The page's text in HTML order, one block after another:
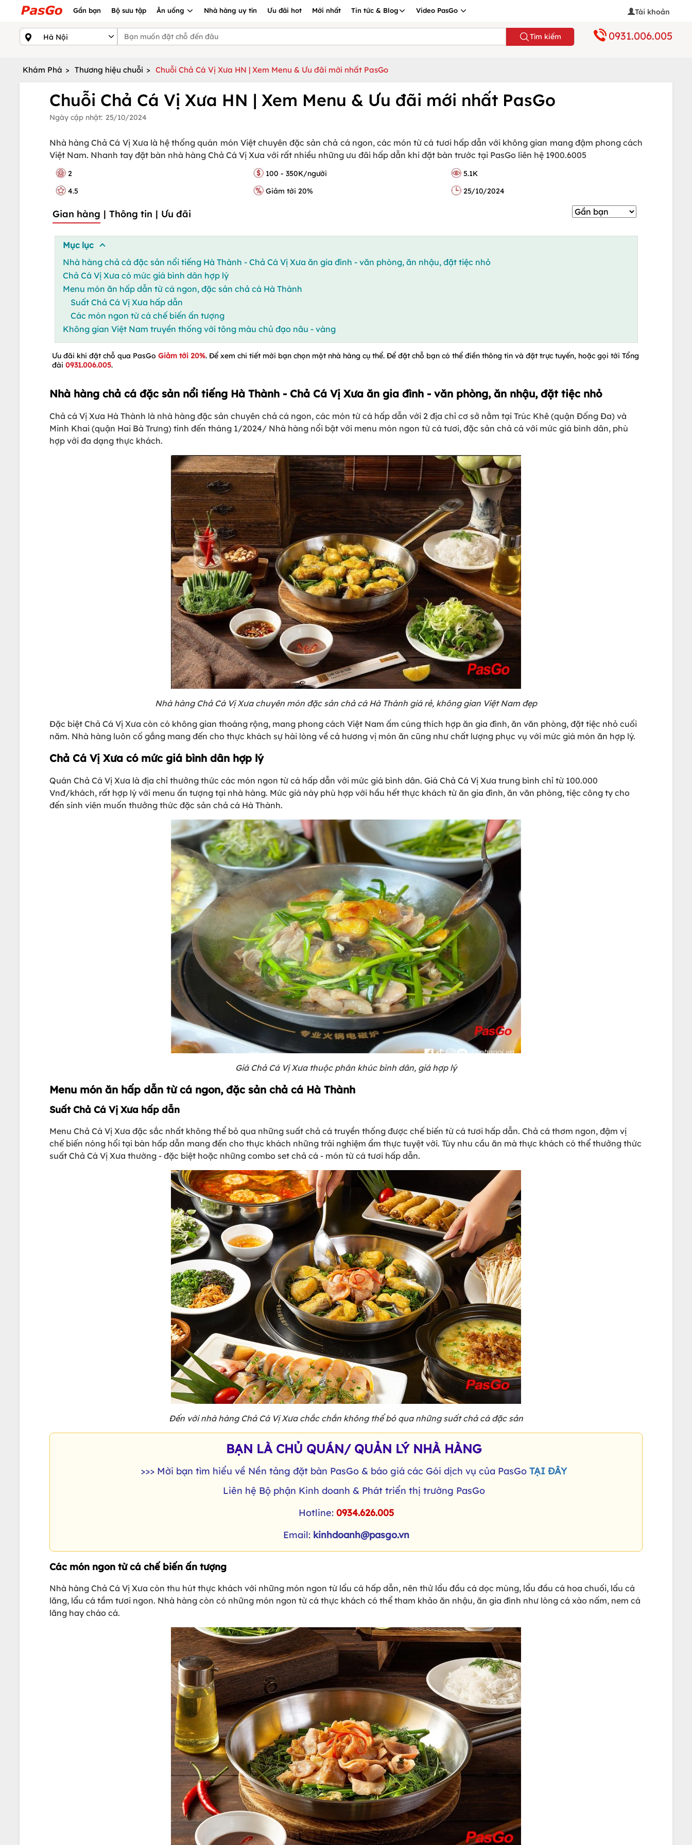
Gần bạn Bộ sưu tập Ăn uống Nhà hàng uy tín Ưu đãi hot Mới nhất Tin tức & Blog Video PasGo Tài khoản
Tìm kiếm 0931.006.005
Khám Phá > Thương hiệu chuỗi > Chuỗi Chả Cá Vị Xưa HN | Xem Menu & Ưu đãi mới nhất PasGo
Chuỗi Chả Cá Vị Xưa HN | Xem Menu & Ưu đãi mới nhất PasGo
Ngày cập nhật: 25/10/2024
Nhà hàng Chả Cá Vị Xưa là hệ thống quán món Việt chuyên đặc sản chả cá ngon, các món từ cá tươi hấp dẫn với không gian mang đậm phong cách
Việt Nam. Nhanh tay đặt bàn nhà hàng Chả Cá Vị Xưa với rất nhiều những ưu đãi hấp dẫn khi đặt bàn trước tại PasGo liên hệ 1900.6005
2 100 - 350K/người
5.1K
4.5
Giảm tới 20% 25/10/2024
Gian hàng | Thông tin | Ưu đãi
Mục lục
Nhà hàng chả cá đặc sản nổi tiếng Hà Thành - Chả Cá Vị Xưa ăn gia đình - văn phòng, ăn nhậu, đặt tiệc nhỏ
Chả Cá Vị Xưa có mức giá bình dân hợp lý
Menu món ăn hấp dẫn từ cá ngon, đặc sản chả cá Hà Thành
Suất Chả Cá Vị Xưa hấp dẫn
Các món ngon từ cá chế biến ấn tượng
Không gian Việt Nam truyền thống với tông màu chủ đạo nâu - vàng
Ưu đãi khi đặt chỗ qua PasGo Giảm tới 20%. Để xem chi tiết mời bạn chọn một nhà hàng cụ thể. Để đặt chỗ bạn có thể điền thông tin và đặt trực tuyến, hoặc gọi tới Tổng
đài 0931.006.005.
Nhà hàng chả cá đặc sản nổi tiếng Hà Thành - Chả Cá Vị Xưa ăn gia đình - văn phòng, ăn nhậu, đặt tiệc nhỏ
Chả cá Vị Xưa Hà Thành là nhà hàng đặc sản chuyên chả cá ngon, các món từ cá hấp dẫn với 2 địa chỉ cơ sở nằm tại Trúc Khê (quận Đống Đa) và
Minh Khai (quận Hai Bà Trưng) tính đến tháng 1/2024/ Nhà hàng nổi bật với menu món ngon từ cá tươi, đặc sản chả cá với mức giá bình dân, phù
hợp với đa dạng thực khách.
Nhà hàng Chả Cá Vị Xưa chuyên món đặc sản chả cá Hà Thành giá rẻ, không gian Việt Nam đẹp
Đặc biệt Chả Cá Vị Xưa còn có không gian thoáng rộng, mang phong cách Việt Nam ấm cúng thích hợp ăn gia đình, ăn văn phòng, đặt tiệc nhỏ cuối
năm. Nhà hàng luôn cố gắng mang đến cho thực khách sự hài lòng về cả hương vị món ăn cũng như chất lượng phục vụ với mức giá món ăn hợp lý.
Chả Cá Vị Xưa có mức giá bình dân hợp lý
Quán Chả Cá Vị Xưa là địa chỉ thưởng thức các món ngon từ cá hấp dẫn với mức giá bình dân. Giá Chả Cá Vị Xưa trung bình chỉ từ 100.000
Vnđ/khách, rất hợp lý với menu ấn tượng tại nhà hàng. Mức giá này phù hợp với hầu hết thực khách từ ăn gia đình, ăn văn phòng, tiệc công ty cho
đến sinh viên muốn thưởng thức đặc sản chả cá Hà Thành.
Giá Chả Cá Vị Xưa thuộc phân khúc bình dân, giá hợp lý
Menu món ăn hấp dẫn từ cá ngon, đặc sản chả cá Hà Thành
Suất Chả Cá Vị Xưa hấp dẫn
Menu Chả Cá Vị Xưa đặc sắc nhất không thể bỏ qua những suất chả cá truyền thống được chế biến từ cá tươi hấp dẫn. Chả cá thơm ngon, đậm vị
chế biến nóng hổi tại bàn hấp dẫn mang đến cho thực khách những trải nghiệm ẩm thực tuyệt vời. Tùy nhu cầu ăn mà thực khách có thể thưởng thức
suất Chả Cá Vị Xưa thường - đặc biệt hoặc những combo set chả cá - món từ cá tươi hấp dẫn.
Đến với nhà hàng Chả Cá Vị Xưa chắc chắn không thể bỏ qua những suất chả cá đặc sản
BẠN LÀ CHỦ QUÁN/ QUẢN LÝ NHÀ HÀNG
>>> Mời bạn tìm hiểu về Nền tảng đặt bàn PasGo & báo giá các Gói dịch vụ của PasGo TẠI ĐÂY
Liên hệ Bộ phận Kinh doanh & Phát triển thị trường PasGo
Hotline: 0934.626.005
Email: kinhdoanh@pasgo.vn
Các món ngon từ cá chế biến ấn tượng
Nhà hàng Chả Cá Vị Xưa còn thu hút thực khách với những món ngon từ lẩu cá hấp dẫn, nên thử lẩu đầu cá dọc mùng, lẩu đầu cá hoa chuối, lẩu cá
lăng, lẩu cá tầm tươi ngon. Nhà hàng còn có những món ngon từ cá thực khách có thể tham khảo ăn nhậu, ăn gia đình như lòng cá xào nấm, nem cá
lăng hay cháo cá.